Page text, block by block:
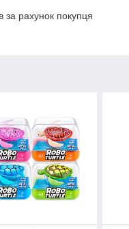
за рахунок покупця